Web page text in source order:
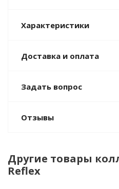
Характеристики
Доставка и оплата
Задать вопрос
Отзывы
Другие товары
Reflex